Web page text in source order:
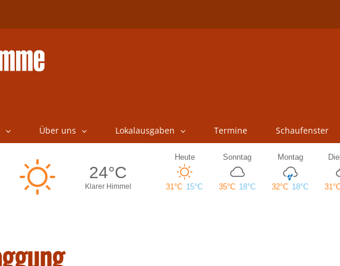
Über uns Lokalausgaben Termine Schaufenster